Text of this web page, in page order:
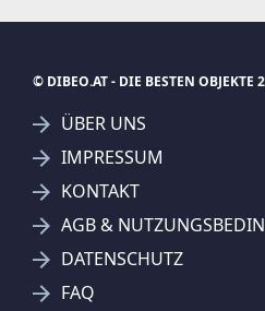
SUCHAGENT
AKTUELLEN
© DIBEO.AT - DIE BESTEN OBJEKTE
ÜBER UNS
IMPRESSUM
KONTAKT
AGB &
DATENSCHUTZ
FAQ